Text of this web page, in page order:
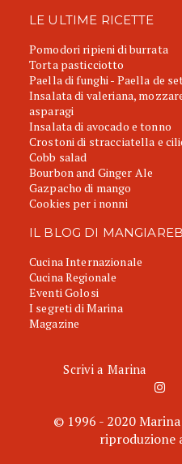
LE ULTIME RICETTE
Pomodori ripieni di burrata
Torta pasticciotto
Paella di funghi - Paella de
Insalata di valeriana,
asparagi
Insalata di avocado e tonno
Crostoni di stracciatella e
Cobb salad
Bourbon and Ginger Ale
Gazpacho di mango
Cookies per i nonni
IL BLOG DI
Cucina Internazionale
Cucina Regionale
Eventi Golosi
I segreti di Marina
Magazine
Scrivi a Marina
© 1996 - 2020
riproduzione